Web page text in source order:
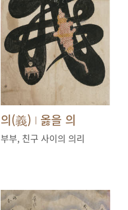
의(義) | 옳을 의
부부, 친구 사이의 의리